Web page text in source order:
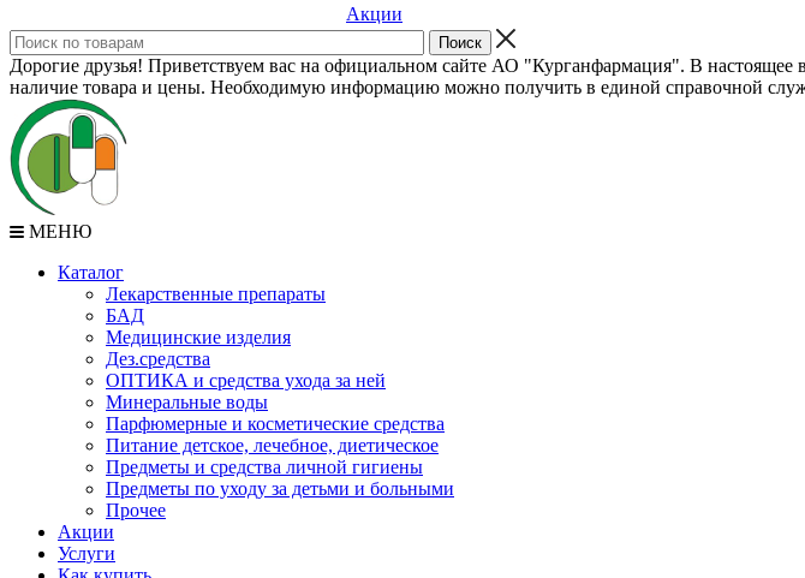
Акции
Дорогие друзья! Приветствуем вас на официальном сайте АО "Курганфармация". В настоящее
наличие товара и цены. Необходимую информацию можно получить в единой справочной
МЕНЮ
Каталог
Лекарственные препараты
БАД
Медицинские изделия
Дез.средства
ОПТИКА и средства ухода за ней
Минеральные воды
Парфюмерные и косметические средства
Питание детское, лечебное, диетическое
Предметы и средства личной гигиены
Предметы по уходу за детьми и больными
Прочее
Акции
Услуги